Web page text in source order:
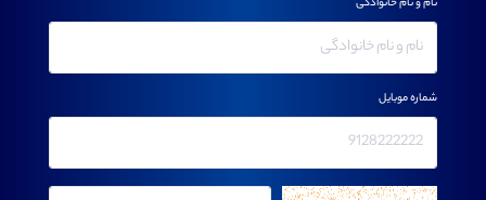
نام و نام خانوادگی
شماره موبایل